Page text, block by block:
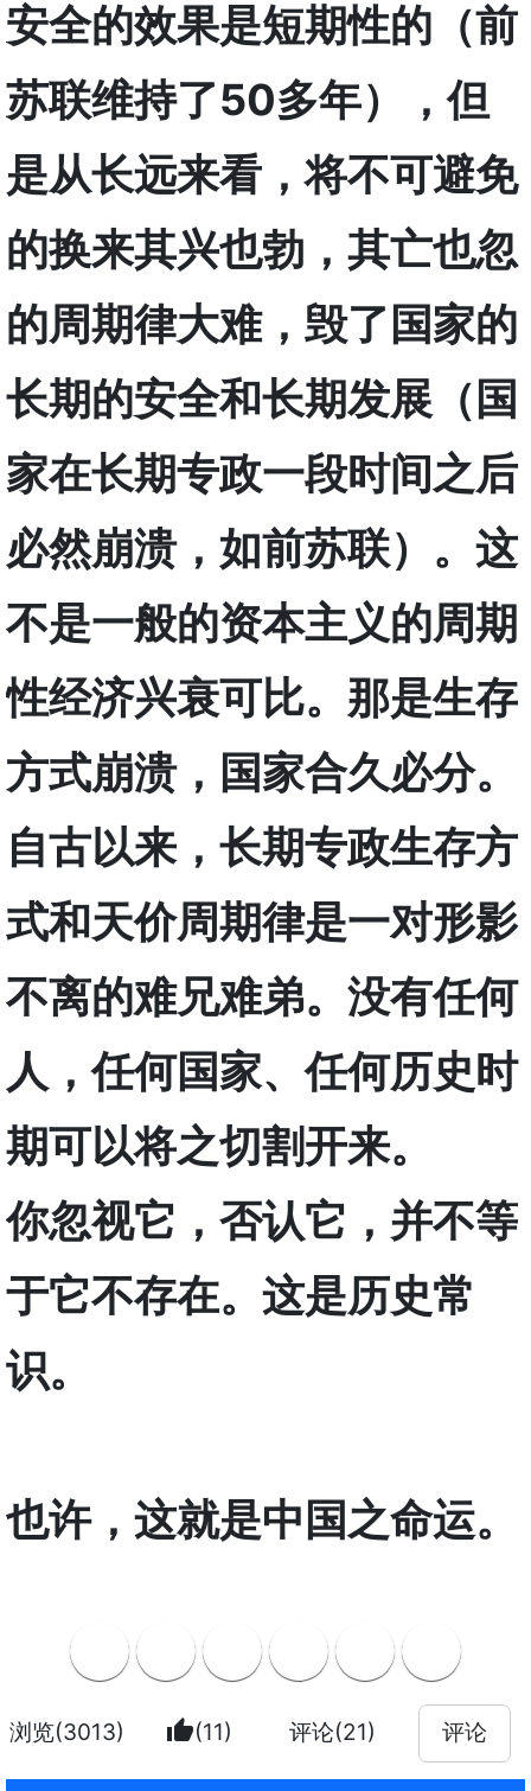
安全的效果是短期性的（前
苏联维持了50多年），但
是从长远来看，将不可避免
的换来其兴也勃，其亡也忽
的周期律大难，毁了国家的
长期的安全和长期发展（国
家在长期专政一段时间之后
必然崩溃，如前苏联）。这
不是一般的资本主义的周期
性经济兴衰可比。那是生存
方式崩溃，国家合久必分。
自古以来，长期专政生存方
式和天价周期律是一对形影
不离的难兄难弟。没有任何
人，任何国家、任何历史时
期可以将之切割开来。
你忽视它，否认它，并不等
于它不存在。这是历史常
识。
也许，这就是中国之命运。
浏览(3013) thumb_up(11) 评论(21) 评论